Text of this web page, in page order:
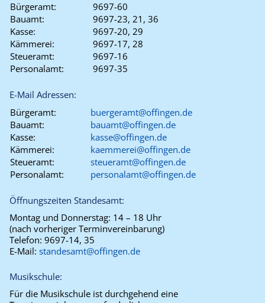
Bürgeramt:
9697-60
Bauamt:
9697-23, 21, 36
Kasse:
9697-20, 29
Kämmerei:
9697-17, 28
Steueramt:
9697-16
Personalamt:
9697-35
E-Mail Adressen:
Bürgeramt:
buergeramt@offingen.de
Bauamt:
bauamt@offingen.de
Kasse:
kasse@offingen.de
Kämmerei:
kaemmerei@offingen.de
Steueramt:
steueramt@offingen.de
Personalamt:
personalamt@offingen.de
Öffnungszeiten Standesamt:
Montag und Donnerstag: 14 – 18 Uhr
(nach vorheriger Terminvereinbarung)
Telefon: 9697-14, 35
E-Mail: standesamt@offingen.de
Musikschule:
Für die Musikschule ist durchgehend eine